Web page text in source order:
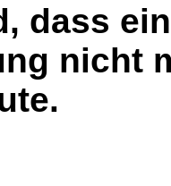
dass
nicht